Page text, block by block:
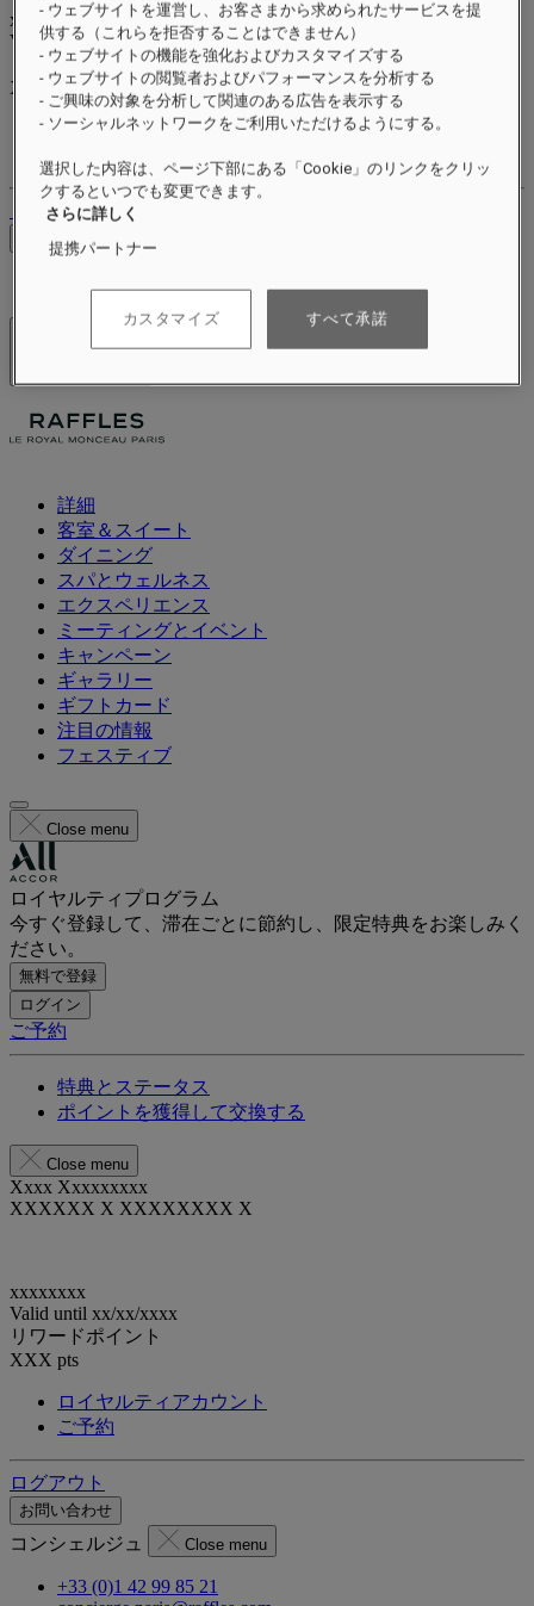
xxxxxxxx
Valid until xx/xx/xxxx
リワードポイント
XXX pts
ロイヤルティアカウント
ログアウト
料金を確認
ホテル＆リゾート
詳細
客室＆スイート
ダイニング
スパとウェルネス
エクスペリエンス
ミーティングとイベント
キャンペーン
ギャラリー
ギフトカード
注目の情報
フェスティブ
Close menu
ロイヤルティプログラム
今すぐ登録して、滞在ごとに節約し、限定特典をお楽しみく
ださい。
無料で登録
ログイン
ご予約
特典とステータス
ポイントを獲得して交換する
Close menu
Xxxx Xxxxxxxxx
XXXXXX X XXXXXXXX X
xxxxxxxx
Valid until xx/xx/xxxx
リワードポイント
XXX pts
ロイヤルティアカウント
ご予約
ログアウト
お問い合わせ
コンシェルジュ Close menu
+33 (0)1 42 99 85 21
- ウェブサイトを運営し、お客さまから求められたサービスを提
供する（これらを拒否することはできません）
- ウェブサイトの機能を強化およびカスタマイズする
- ウェブサイトの閲覧者およびパフォーマンスを分析する
- ご興味の対象を分析して関連のある広告を表示する
- ソーシャルネットワークをご利用いただけるようにする。
選択した内容は、ページ下部にある「Cookie」のリンクをクリッ
クするといつでも変更できます。
さらに詳しく
提携パートナー
カスタマイズ すべて承諾